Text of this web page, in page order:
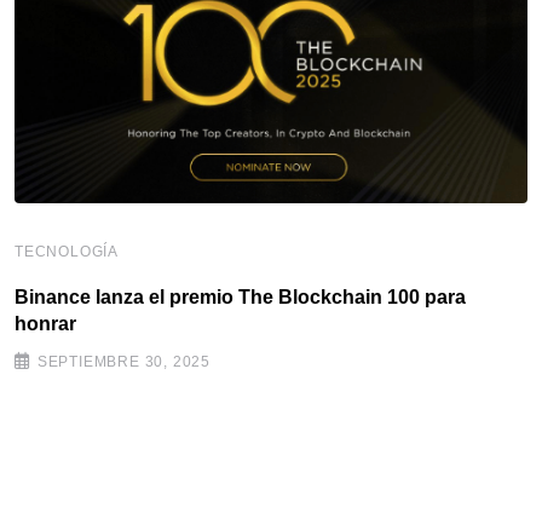
TECNOLOGÍA
Binance lanza el premio The Blockchain 100 para
honrar
SEPTIEMBRE 30, 2025